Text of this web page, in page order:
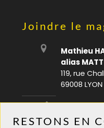
Joindre le
Mathieu
alias MATT
119, rue
69008
RESTONS EN